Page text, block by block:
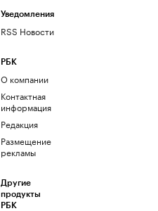
Уведомления
RSS Новости
РБК
О компании
Контактная
информация
Редакция
Размещение
рекламы
Другие
продукты
РБК